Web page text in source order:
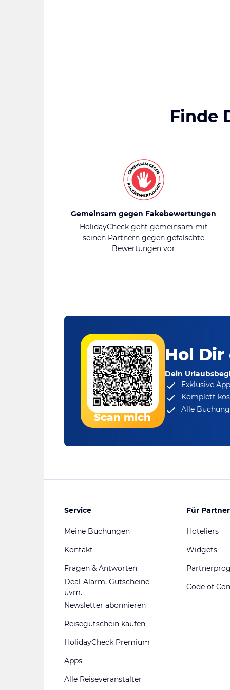
Finde
Gemeinsam gegen Fakebewertungen
HolidayCheck geht gemeinsam mit
seinen Partnern gegen gefälschte
Bewertungen vor
Scan mich
Hol Dir
Dein
Exklusive
Komplett
Alle
Service
Meine Buchungen
Kontakt
Fragen & Antworten
Deal-Alarm, Gutscheine
uvm.
Newsletter abonnieren
Reisegutschein kaufen
HolidayCheck Premium
Apps
Alle Reiseveranstalter
Für Partner
Hoteliers
Widgets
Code of